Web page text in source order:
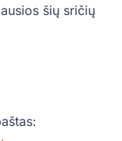
šių sričių